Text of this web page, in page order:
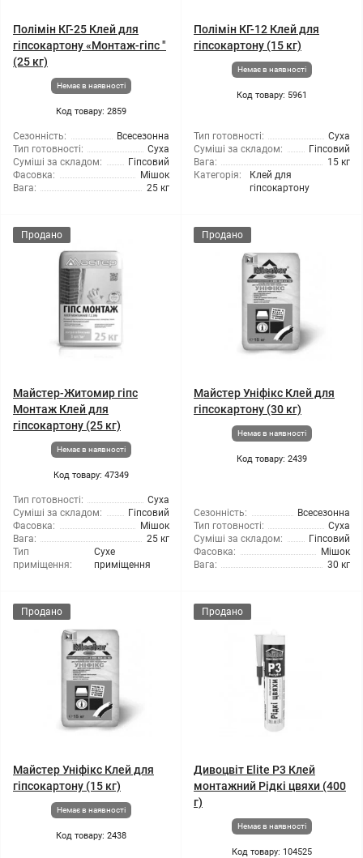
Полімін КГ-25 Клей для
гіпсокартону «Монтаж-гіпс "
(25 кг)
Немає в наявності
Код товару: 2859
Сезонність:
Всесезонна
Тип готовності:
Суха
Суміші за складом:
Гіпсовий
Фасовка:
Мішок
Вага:
25 кг
Полімін КГ-12 Клей для
гіпсокартону (15 кг)
Немає в наявності
Код товару: 5961
Тип готовності:
Суха
Суміші за складом:
Гіпсовий
Вага:
15 кг
Категорія:
Клей для
гіпсокартону
Продано
Майстер-Житомир гіпс
Монтаж Клей для
гіпсокартону (25 кг)
Немає в наявності
Код товару: 47349
Тип готовності:
Суха
Суміші за складом:
Гіпсовий
Фасовка:
Мішок
Вага:
25 кг
Тип
приміщення:
Сухе
приміщення
Продано
Майстер Уніфікс Клей для
гіпсокартону (30 кг)
Немає в наявності
Код товару: 2439
Сезонність:
Всесезонна
Тип готовності:
Суха
Суміші за складом:
Гіпсовий
Фасовка:
Мішок
Вага:
30 кг
Продано
Майстер Уніфікс Клей для
гіпсокартону (15 кг)
Немає в наявності
Код товару: 2438
Продано
Дивоцвіт Elite P3 Клей
монтажний Рідкі цвяхи (400
г)
Немає в наявності
Код товару: 104525